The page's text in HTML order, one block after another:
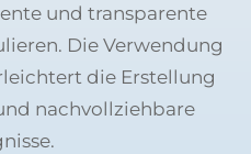
und transparente
Die Verwendung
die Erstellung
nachvollziehbare